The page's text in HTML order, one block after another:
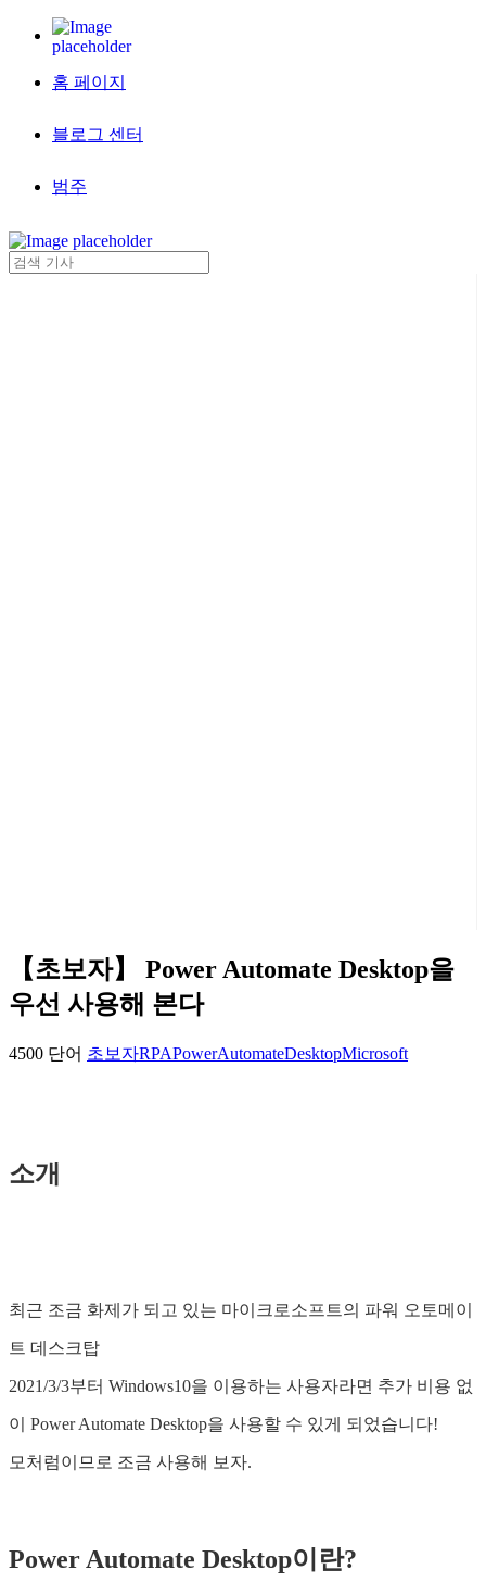
홈 페이지
블로그 센터
범주
【초보자】 Power Automate Desktop을
우선 사용해 본다
4500 단어 초보자RPAPowerAutomateDesktopMicrosoft
소개
최근 조금 화제가 되고 있는 마이크로소프트의 파워 오토메이
트 데스크탑
2021/3/3부터 Windows10을 이용하는 사용자라면 추가 비용 없
이 Power Automate Desktop을 사용할 수 있게 되었습니다!
모처럼이므로 조금 사용해 보자.
Power Automate Desktop이란?